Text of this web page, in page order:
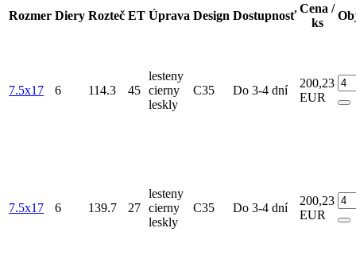
Rozmer Diery Rozteč ET Úprava Design Dostupnosť
Cena /
ks
7.5x17 6 114.3 45
lesteny
cierny
leskly
C35 Do 3-4 dní
200,23
EUR
7.5x17 6 139.7 27
lesteny
cierny
leskly
C35 Do 3-4 dní
200,23
EUR